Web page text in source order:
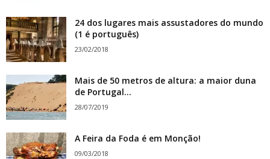
24 dos lugares mais assustadores do mundo
(1 é português)
23/02/2018
Mais de 50 metros de altura: a maior duna
de Portugal...
28/07/2019
A Feira da Foda é em Monção!
09/03/2018